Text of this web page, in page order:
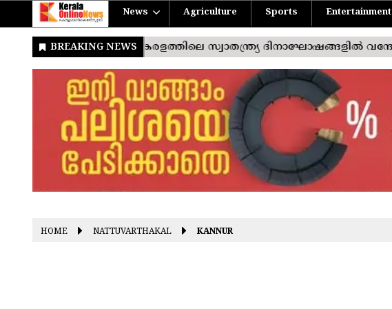
News Agriculture Sports Entertainment
HOME NATTUVARTHAKAL KANNUR